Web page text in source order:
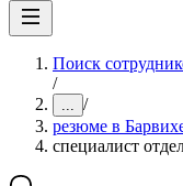
Поиск
/
... /
резюме в
специалист